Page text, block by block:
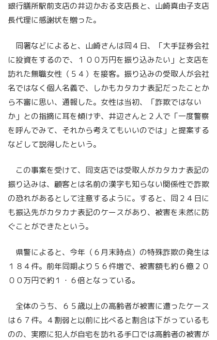
銀行膳所駅前支店の井辺かおる支店長と、山崎真由子支店
長代理に感謝状を贈った。
同署などによると、山崎さんは同４日、「大手証券会社
に投資をするので、１００万円を振り込みたい」と支店を
訪れた無職女性（５４）を接客。振り込みの受取人が会社
名ではなく個人名義で、しかもカタカナ表記だったことか
ら不審に思い、通報した。女性は当初、「詐欺ではない
か」との指摘に耳を傾けず、井辺さんと２人で「一度警察
を呼んでみて、それから考えてもいいのでは」と提案する
などして説得したという。
この事案を受けて、同支店では受取人がカタカナ表記の
振り込みは、顧客とは名前の漢字も知らない関係性で詐欺
の恐れがあるとして注意するように。すると、同２４日に
も振込先がカタカナ表記のケースがあり、被害を未然に防
ぐことができたという。
県警によると、今年（６月末時点）の特殊詐欺の発生は
１８４件。前年同期より５６件増で、被害額も約６億２０
００万円で約１・６倍となっている。
全体のうち、６５歳以上の高齢者が被害に遭ったケース
は６７件。４割弱と以前に比べると割合は下がっているも
のの、実際に犯人が自宅を訪れる手口では高齢者の被害が